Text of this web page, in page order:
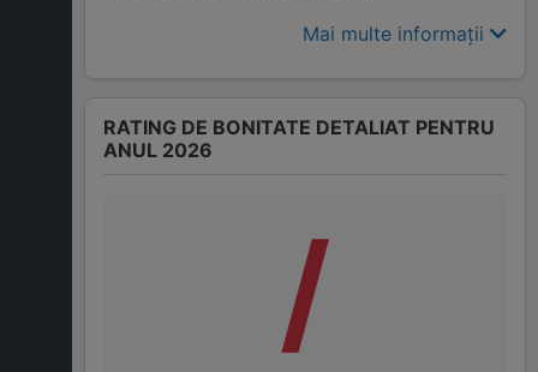
Mai multe informații
RATING DE BONITATE DETALIAT PENTRU
ANUL 2026
/